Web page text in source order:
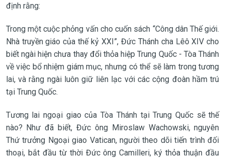
định rằng:
Trong một cuộc phỏng vấn cho cuốn sách “Công dân Thế giới.
Nhà truyền giáo của thế kỷ XXI”, Đức Thánh cha Lêô XIV cho
biết ngài hiện chưa thay đổi thỏa hiệp Trung Quốc - Tòa Thánh
về việc bổ nhiệm giám mục, nhưng có thể sẽ làm trong tương
lai, và rằng ngài luôn giữ liên lạc với các cộng đoàn hầm trú
tại Trung Quốc.
Tương lai ngoại giao của Tòa Thánh tại Trung Quốc sẽ thế
nào? Như đã biết, Đức ông Miroslaw Wachowski, nguyên
Thứ trưởng Ngoại giao Vatican, người theo dõi tiến trình đối
thoại, bắt đầu từ thời Đức ông Camilleri, ký thỏa thuận đầu